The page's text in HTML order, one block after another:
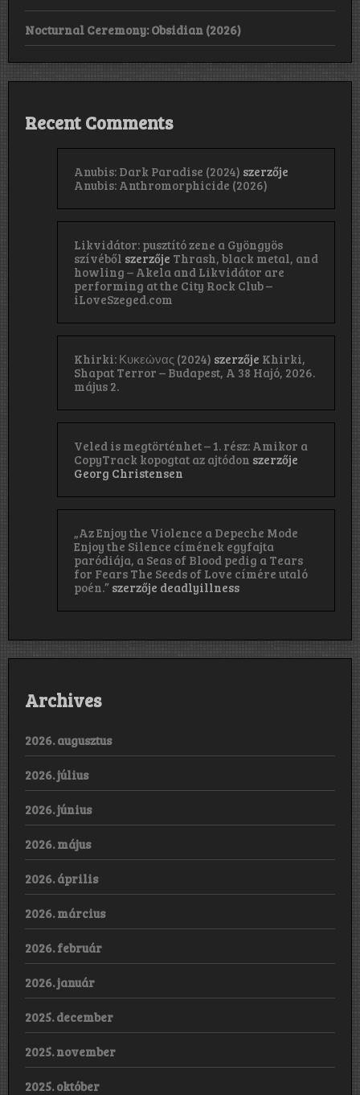
Nocturnal Ceremony: Obsidian (2026)
Recent Comments
Anubis: Dark Paradise (2024) szerzője
Anubis: Anthromorphicide (2026)
Likvidátor: pusztító zene a Gyöngyös
szívéből szerzője Thrash, black metal, and
howling – Akela and Likvidátor are
performing at the City Rock Club –
iLoveSzeged.com
Khirki: Κ​υ​κ​ε​ώ​ν​α​ς (2024) szerzője Khirki,
Shapat Terror – Budapest, A 38 Hajó, 2026.
május 2.
Veled is megtörténhet – 1. rész: Amikor a
CopyTrack kopogtat az ajtódon szerzője
Georg Christensen
„Az Enjoy the Violence a Depeche Mode
Enjoy the Silence címének egyfajta
paródiája, a Seas of Blood pedig a Tears
for Fears The Seeds of Love címére utaló
poén.” szerzője deadlyillness
Archives
2026. augusztus
2026. július
2026. június
2026. május
2026. április
2026. március
2026. február
2026. január
2025. december
2025. november
2025. október